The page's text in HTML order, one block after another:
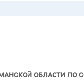
области по